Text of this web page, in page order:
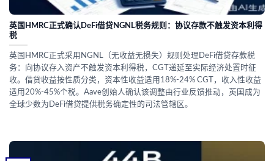
英国HMRC正式确认DeFi借贷NGNL税务规则：协议存款不触发资本利得
税
英国HMRC正式采用NGNL（无收益无损失）规则处理DeFi借贷存款税
务：向协议存入资产不触发资本利得税，CGT递延至实际经济处置时征
收。借贷收益按性质分类，资本性收益适用18%-24% CGT，收入性收益
适用20%-45%个税。Aave创始人确认该调整由行业反馈推动，英国成为
全球少数为DeFi借贷提供税务确定性的司法管辖区。